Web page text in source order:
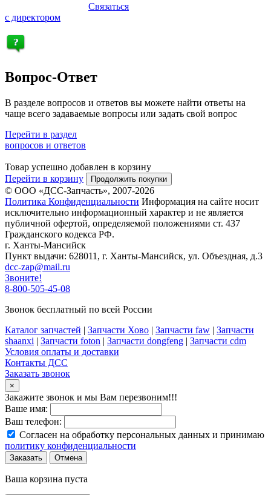
Связаться
с директором
Вопрос-Ответ
В разделе вопросов и ответов вы можете найти ответы на
чаще всего задаваемые вопросы или задать свой вопрос
Перейти в раздел
вопросов и ответов
Товар успешно добавлен в корзину
Перейти в корзину
Продолжить покупки
© ООО «ДСС-Запчасть», 2007-2026
Политика Конфиденциальности Информация на сайте носит
исключительно информационный характер и не является
публичной офертой, определяемой положениями ст. 437
Гражданского кодекса РФ.
г. Ханты-Мансийск
Пункт выдачи: 628011, г. Ханты-Мансийск, ул. Объездная, д.3
dcc-zap@mail.ru
Звоните!
8-800-505-45-08
Звонок бесплатный по всей России
Каталог запчастей | Запчасти Хово | Запчасти faw | Запчасти
shaanxi | Запчасти foton | Запчасти dongfeng | Запчасти cdm
Условия оплаты и доставки
Контакты ДСС
Заказать звонок
×
Закажите звонок и мы Вам перезвоним!!!
Ваше имя:
Ваш телефон:
Согласен на обработку персональных данных и принимаю
политику конфиденциальности
Заказать Отмена
Ваша корзина пуста